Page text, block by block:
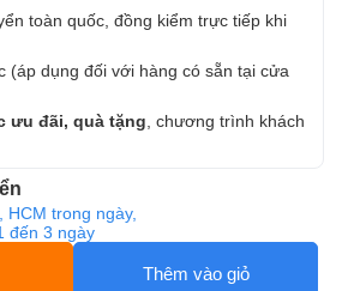
toàn quốc, đồng kiểm trực tiếp khi
(áp dụng đối với hàng có sẵn tại cửa
ưu đãi, quà tặng , chương trình khách
trong ngày,
đến 3 ngày
Thêm vào giỏ